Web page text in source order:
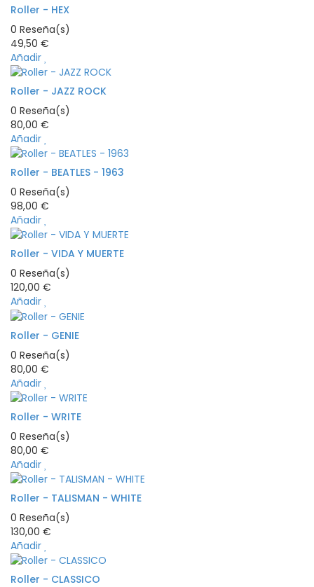
Roller - HEX
0 Reseña(s)
49,50 €
Añadir
Roller - JAZZ ROCK
0 Reseña(s)
80,00 €
Añadir
Roller - BEATLES - 1963
0 Reseña(s)
98,00 €
Añadir
Roller - VIDA Y MUERTE
0 Reseña(s)
120,00 €
Añadir
Roller - GENIE
0 Reseña(s)
80,00 €
Añadir
Roller - WRITE
0 Reseña(s)
80,00 €
Añadir
Roller - TALISMAN - WHITE
0 Reseña(s)
130,00 €
Añadir
Roller - CLASSICO